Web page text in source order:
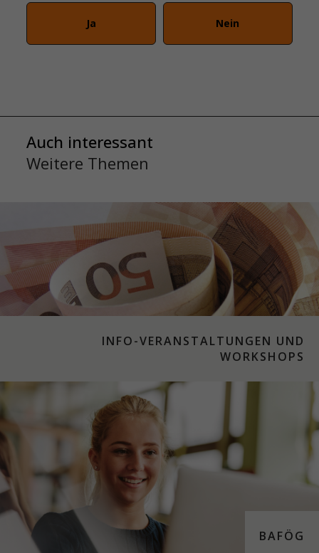
Ja Nein
Auch interessant
Weitere Themen
INFO-VERANSTALTUNGEN UND
WORKSHOPS
BAFÖG